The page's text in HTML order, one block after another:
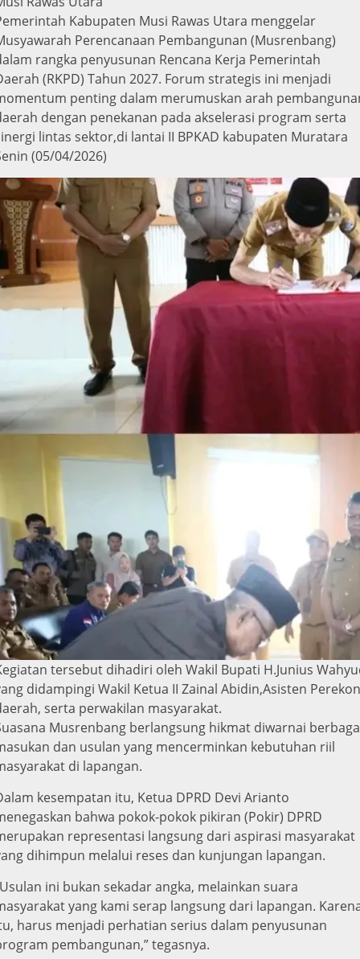
Kabupaten Musi Rawas Utara menggelar
Perencanaan Pembangunan (Musrenbang)
rangka penyusunan Rencana Kerja Pemerintah
(RKPD) Tahun 2027. Forum strategis ini menjadi
penting dalam merumuskan arah
dengan penekanan pada akselerasi program serta
lintas sektor,di lantai II BPKAD kabupaten Muratara
(05/04/2026)
tersebut dihadiri oleh Wakil Bupati H.Junius
didampingi Wakil Ketua II Zainal Abidin,Asisten
serta perwakilan masyarakat.
Musrenbang berlangsung hikmat diwarnai
dan usulan yang mencerminkan kebutuhan riil
di lapangan.
kesempatan itu, Ketua DPRD Devi Arianto
bahwa pokok-pokok pikiran (Pokir) DPRD
representasi langsung dari aspirasi masyarakat
dihimpun melalui reses dan kunjungan lapangan.
ini bukan sekadar angka, melainkan suara
yang kami serap langsung dari lapangan.
harus menjadi perhatian serius dalam penyusunan
pembangunan,” tegasnya.